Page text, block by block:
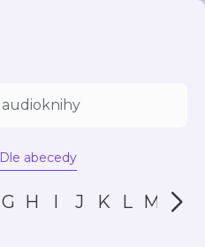
Dle abecedy
G H I J K L M N